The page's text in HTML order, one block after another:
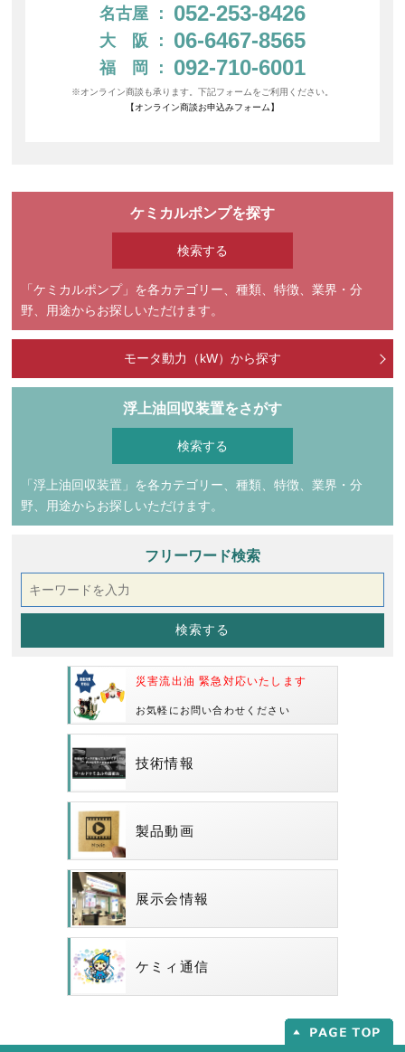
名古屋： 052-253-8426
大 阪 ： 06-6467-8565
福 岡 ： 092-710-6001
※オンライン商談も承ります。下記フォームをご利用ください。
【オンライン商談お申込みフォーム】
ケミカルポンプを探す
「ケミカルポンプ」を各カテゴリー、種類、特徴、業界・分
野、用途からお探しいただけます。
モータ動力（kW）から探す
浮上油回収装置をさがす
「浮上油回収装置」を各カテゴリー、種類、特徴、業界・分
野、用途からお探しいただけます。
フリーワード検索
災害流出油 緊急対応いたします
お気軽にお問い合わせください
技術情報
製品動画
展示会情報
ケミィ通信